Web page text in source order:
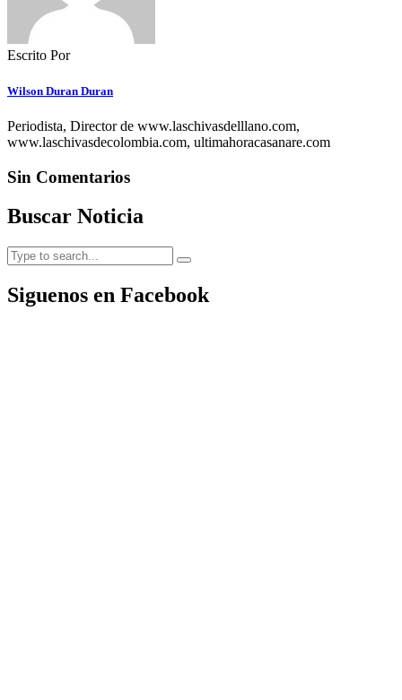
Escrito Por
Wilson Duran Duran
Periodista, Director de www.laschivasdelllano.com,
www.laschivasdecolombia.com, ultimahoracasanare.com
Sin Comentarios
Buscar Noticia
Siguenos en Facebook